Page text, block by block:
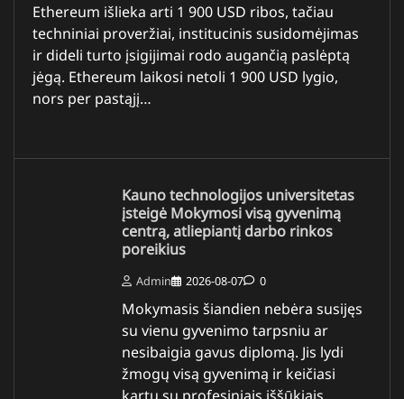
Ethereum išlieka arti 1 900 USD ribos, tačiau
techniniai proveržiai, institucinis susidomėjimas
ir dideli turto įsigijimai rodo augančią paslėptą
jėgą. Ethereum laikosi netoli 1 900 USD lygio,
nors per pastąjį…
Kauno technologijos universitetas
įsteigė Mokymosi visą gyvenimą
centrą, atliepiantį darbo rinkos
poreikius
Admin 2026-08-07 0
Mokymasis šiandien nebėra susijęs
su vienu gyvenimo tarpsniu ar
nesibaigia gavus diplomą. Jis lydi
žmogų visą gyvenimą ir keičiasi